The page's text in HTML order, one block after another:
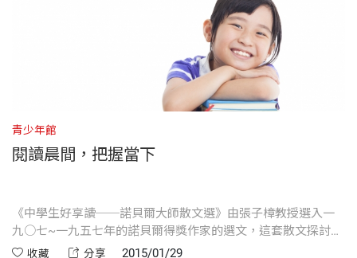
青少年館
閱讀晨間，把握當下
《中學生好享讀──諾貝爾大師散文選》由張子樟教授選入一
九○七~一九五七年的諾貝爾得獎作家的選文，這套散文探討範
圍包含文學、歷史、哲學及藝術等領域，是一套給新世代讀者
收藏 分享 2015/01/29